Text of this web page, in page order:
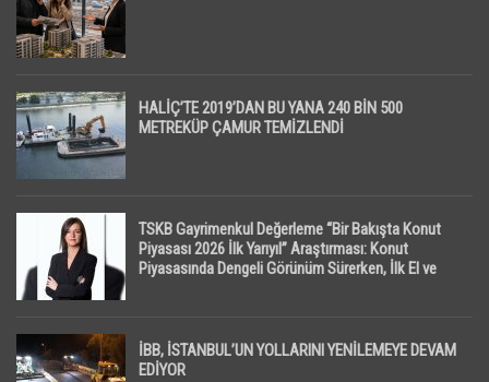
HALİÇ’TE 2019’DAN BU YANA 240 BİN 500
METREKÜP ÇAMUR TEMİZLENDİ
TSKB Gayrimenkul Değerleme “Bir Bakışta Konut
Piyasası 2026 İlk Yarıyıl” Araştırması: Konut
Piyasasında Dengeli Görünüm Sürerken, İlk El ve
İBB, İSTANBUL’UN YOLLARINI YENİLEMEYE DEVAM
EDİYOR